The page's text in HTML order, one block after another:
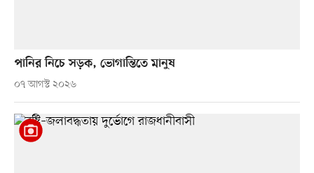
পানির নিচে সড়ক, ভোগান্তিতে মানুষ
০৭ আগস্ট ২০২৬